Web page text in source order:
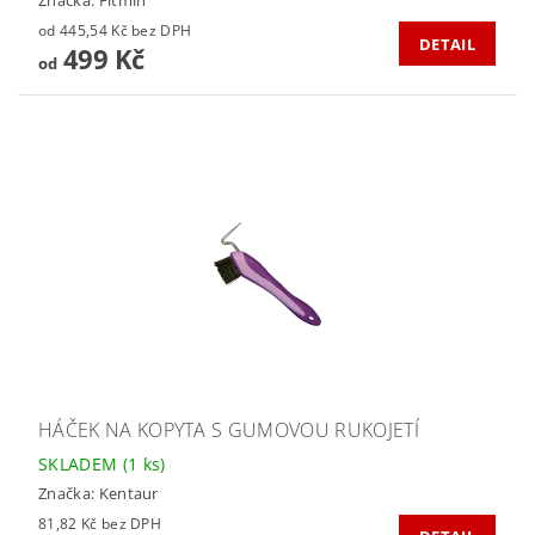
od 445,54 Kč bez DPH
od499 Kč DETAIL
HÁČEK NA KOPYTA S GUMOVOU RUKOJETÍ
SKLADEM (1 ks)
Značka: Kentaur
81,82 Kč bez DPH